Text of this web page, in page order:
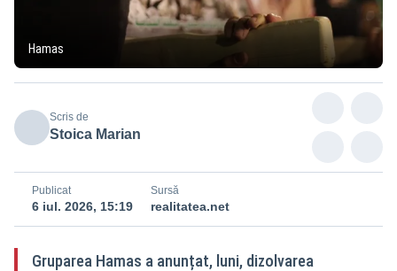
Hamas
Scris de
Stoica Marian
Publicat
6 iul. 2026, 15:19
Sursă
realitatea.net
Gruparea Hamas a anunțat, luni, dizolvarea